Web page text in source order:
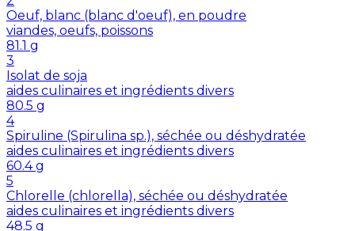
Oeuf, blanc (blanc d'oeuf), en poudre
viandes, oeufs, poissons
81.1 g
3
Isolat de soja
aides culinaires et ingrédients divers
80.5 g
4
Spiruline (Spirulina sp.), séchée ou déshydratée
aides culinaires et ingrédients divers
60.4 g
5
Chlorelle (chlorella), séchée ou déshydratée
aides culinaires et ingrédients divers
48.5 g